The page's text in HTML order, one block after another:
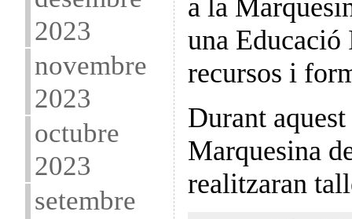
2023
novembre
2023
octubre
2023
setembre
a la
una
recursos i
Durant
Marquesina
realitzaran